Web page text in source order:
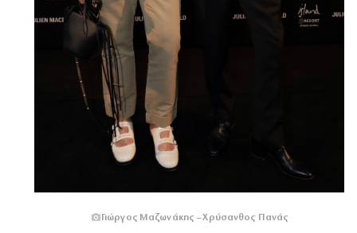
Γιώργος Μαζωνάκης – Χρύσανθος Πανάς